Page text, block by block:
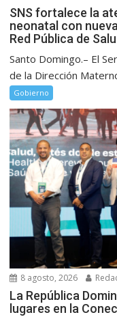
SNS fortalece la
neonatal con
Red Pública de
Santo Domingo.– El
de la Dirección
Gobierno
8 agosto, 2026
La República
lugares en la